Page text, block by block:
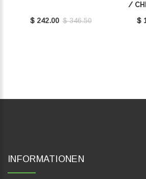
$ 242.00 $ 346.50
/
$
INFORMATIONEN